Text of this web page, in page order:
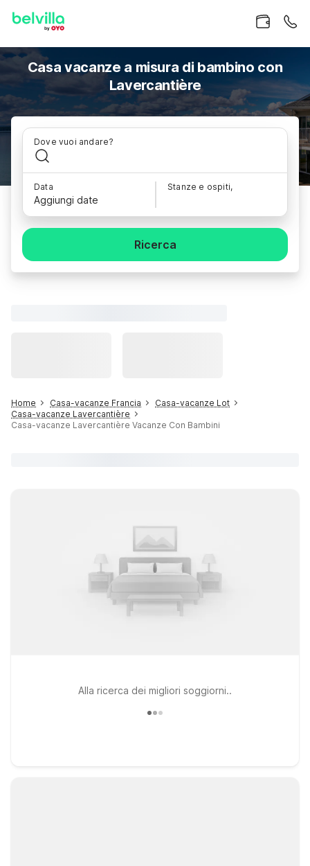
Casa vacanze a misura di bambino con
Lavercantière
Dove vuoi andare?
Data
Aggiungi date
Stanze e ospiti,
Ricerca
Home Casa-vacanze Francia
Casa-vacanze Lot
Casa-vacanze Lavercantière
Casa-vacanze Lavercantière Vacanze Con Bambini
Alla ricerca dei migliori soggiorni..